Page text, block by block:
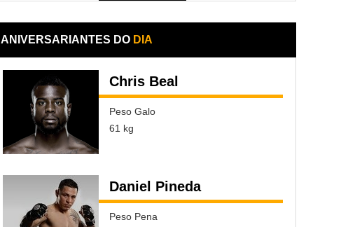
ANIVERSARIANTES DO DIA
Chris Beal
Peso Galo
61 kg
Daniel Pineda
Peso Pena